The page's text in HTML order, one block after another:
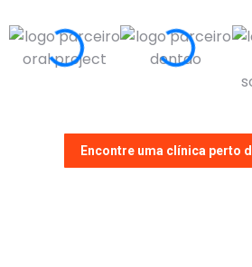
Encontre uma clínica perto